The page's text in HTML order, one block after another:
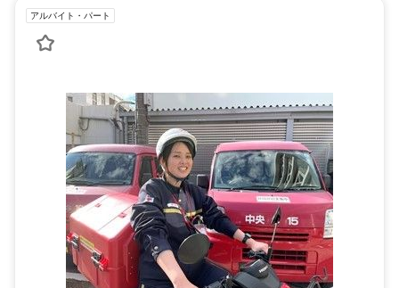
アルバイト・パート